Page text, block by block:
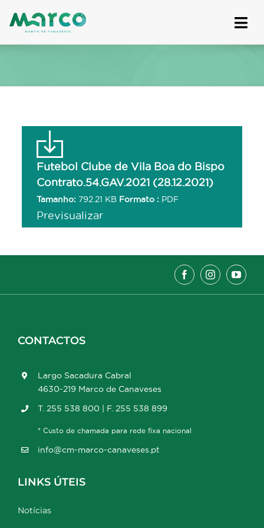
to
Futebol Clube de Vila Boa do Bispo
Contrato.54.GAV.2021 (28.12.2021)
Tamanho: 792.21 KB Formato : PDF
Previsualizar
CONTACTOS
Largo Sacadura Cabral
4630-219 Marco de Canaveses
T. 255 538 800 | F. 255 538 899
* Custo de chamada para rede fixa nacional
info@cm-marco-canaveses.pt
LINKS ÚTEIS
Notícias